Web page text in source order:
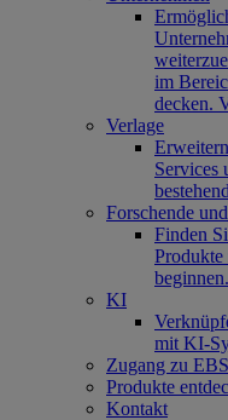
im
decken.
Verlage
Services
Forschende
Finden
Produkte
beginnen.
KI
mit KI-
Zugang zu
Produkte
Kontakt